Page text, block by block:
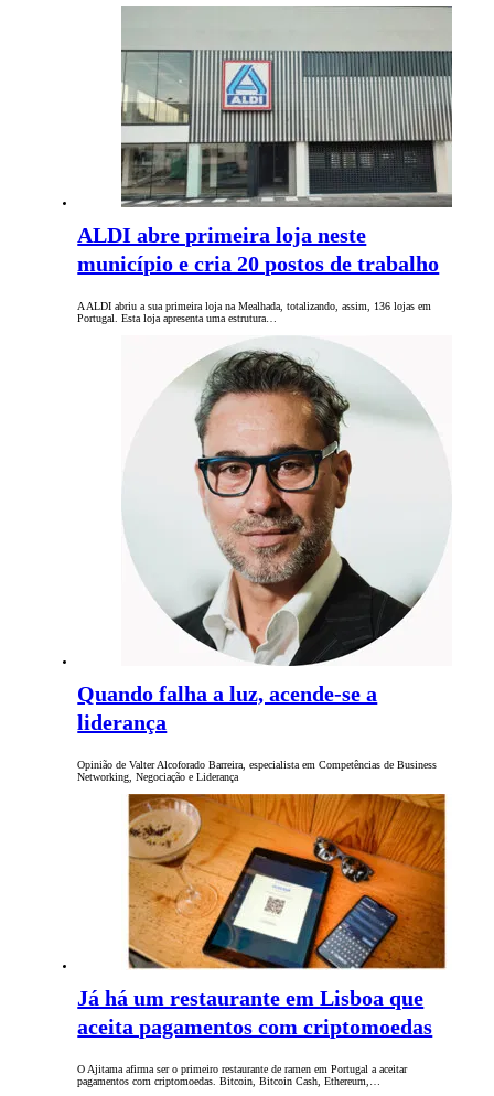
ALDI abre primeira loja neste
município e cria 20 postos de trabalho
A ALDI abriu a sua primeira loja na Mealhada, totalizando, assim, 136 lojas em
Portugal. Esta loja apresenta uma estrutura…
Quando falha a luz, acende-se a
liderança
Opinião de Valter Alcoforado Barreira, especialista em Competências de Business
Networking, Negociação e Liderança
Já há um restaurante em Lisboa que
aceita pagamentos com criptomoedas
O Ajitama afirma ser o primeiro restaurante de ramen em Portugal a aceitar
pagamentos com criptomoedas. Bitcoin, Bitcoin Cash, Ethereum,…